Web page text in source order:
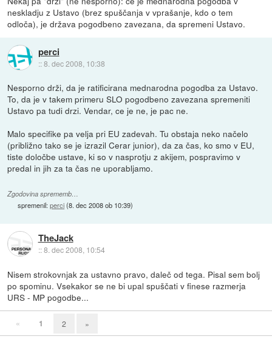
neskladju z Ustavo (brez spuščanja v vprašanje, kdo o tem
odloča), je država pogodbeno zavezana, da spremeni Ustavo.
perci
::8. dec 2008, 10:38
Nesporno drži, da je ratificirana mednarodna pogodba za Ustavo.
To, da je v takem primeru SLO pogodbeno zavezana spremeniti
Ustavo pa tudi drzi. Vendar, ce je ne, je pac ne.
Malo specifike pa velja pri EU zadevah. Tu obstaja neko načelo
(približno tako se je izrazil Cerar junior), da za čas, ko smo v EU,
tiste določbe ustave, ki so v nasprotju z akijem, pospravimo v
predal in jih za ta čas ne uporabljamo.
Zgodovina sprememb…
spremenil:perci(8. dec 2008 ob 10:39)
TheJack
::8. dec 2008, 10:54
Nisem strokovnjak za ustavno pravo, daleč od tega. Pisal sem bolj
po spominu. Vsekakor se ne bi upal spuščati v finese razmerja
URS - MP pogodbe...
« 1 2 »